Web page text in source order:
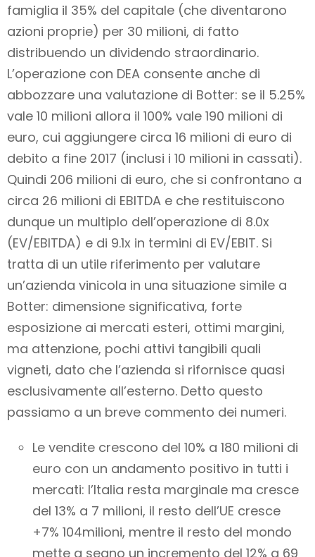
famiglia il 35% del capitale (che diventarono
azioni proprie) per 30 milioni, di fatto
distribuendo un dividendo straordinario.
L’operazione con DEA consente anche di
abbozzare una valutazione di Botter: se il 5.25%
vale 10 milioni allora il 100% vale 190 milioni di
euro, cui aggiungere circa 16 milioni di euro di
debito a fine 2017 (inclusi i 10 milioni in cassati).
Quindi 206 milioni di euro, che si confrontano a
circa 26 milioni di EBITDA e che restituiscono
dunque un multiplo dell’operazione di 8.0x
(EV/EBITDA) e di 9.1x in termini di EV/EBIT. Si
tratta di un utile riferimento per valutare
un’azienda vinicola in una situazione simile a
Botter: dimensione significativa, forte
esposizione ai mercati esteri, ottimi margini,
ma attenzione, pochi attivi tangibili quali
vigneti, dato che l’azienda si rifornisce quasi
esclusivamente all’esterno. Detto questo
passiamo a un breve commento dei numeri.
Le vendite crescono del 10% a 180 milioni di
euro con un andamento positivo in tutti i
mercati: l’Italia resta marginale ma cresce
del 13% a 7 milioni, il resto dell’UE cresce
+7% 104milioni, mentre il resto del mondo
mette a segno un incremento del 12% a 69